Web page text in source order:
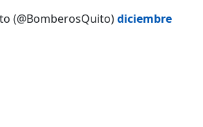
(@BomberosQuito)diciembre